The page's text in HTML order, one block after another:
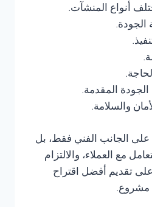
أنواع المنشآت.
الجودة.
المقدمة.
والسلامة.
على الجانب الفني فقط، بل
مع العملاء، والالتزام
تقديم أفضل اقتراح
مشروع.